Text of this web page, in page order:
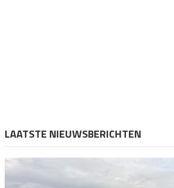
LAATSTE NIEUWSBERICHTEN